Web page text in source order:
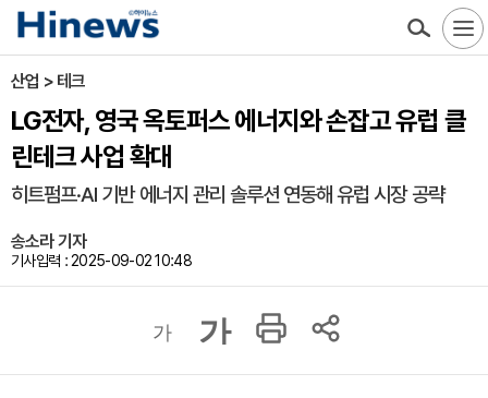
산업 > 테크
LG전자, 영국 옥토퍼스 에너지와 손잡고 유럽 클
린테크 사업 확대
히트펌프·AI 기반 에너지 관리 솔루션 연동해 유럽 시장 공략
송소라 기자
기사입력 : 2025-09-02 10:48
가 가